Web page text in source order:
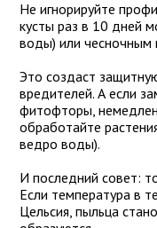
Не игнорируйте
кусты раз в 10 дней
воды) или чесночным
Это создаст
вредителей. А если
фитофторы,
обработайте
ведро воды).
И последний совет:
Если температура в
Цельсия, пыльца